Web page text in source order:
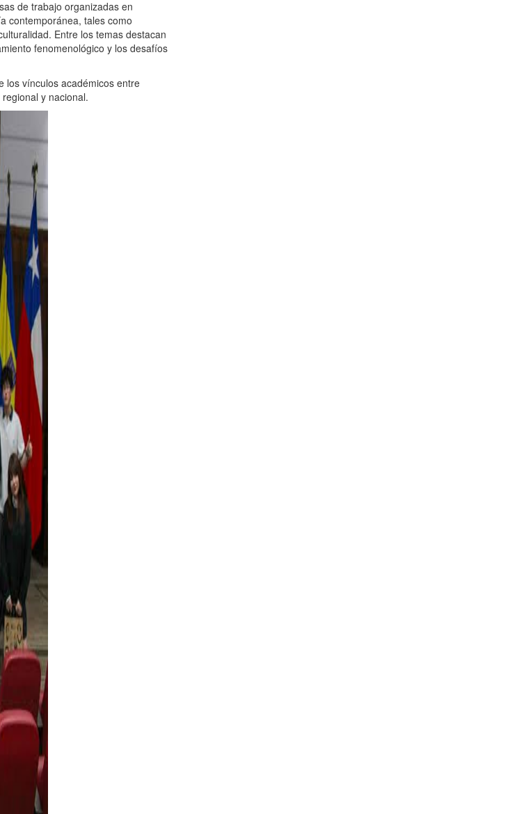
de trabajo organizadas en
contemporánea, tales como
Entre los temas destacan
fenomenológico y los desafíos
los vínculos académicos entre
y nacional.